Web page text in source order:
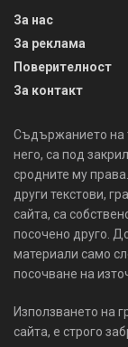
За нас
За реклама
Поверителност
За контакт
Съдържанието на
него, са под
сродните му
други текстови,
сайта, са
посочено друго.
материали само
посочване на
Използването на
сайта, е строго